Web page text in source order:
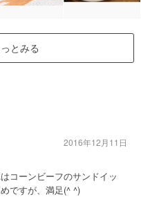
とみる
コーンビーフのサンドイッ
ですが、満足(^ ^)
2016年12月11日